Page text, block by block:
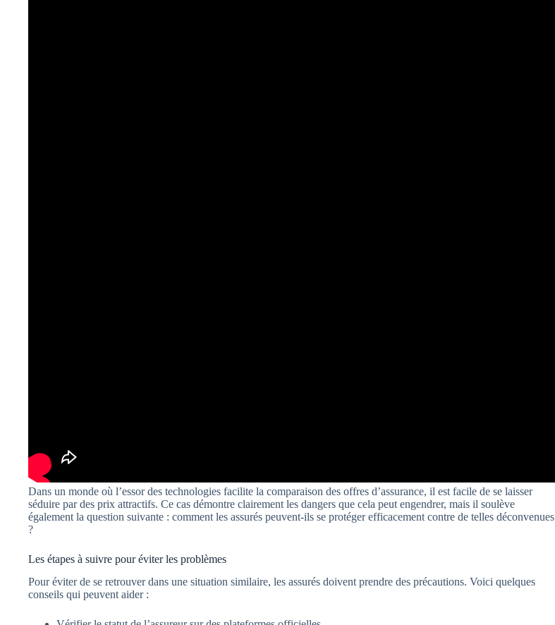
Dans un monde où l’essor des technologies facilite la comparaison des offres d’assurance, il est facile de se laisser
séduire par des prix attractifs. Ce cas démontre clairement les dangers que cela peut engendrer, mais il soulève
également la question suivante : comment les assurés peuvent-ils se protéger efficacement contre de telles déconvenues
?
Les étapes à suivre pour éviter les problèmes
Pour éviter de se retrouver dans une situation similaire, les assurés doivent prendre des précautions. Voici quelques
conseils qui peuvent aider :